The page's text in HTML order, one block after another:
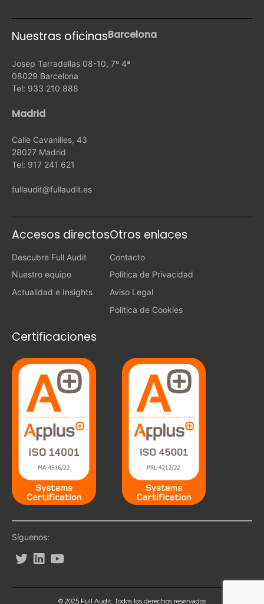
Nuestras oficinasBarcelona
Josep Tarradellas 08-10, 7º 4ª
08029 Barcelona
Tel: 933 210 888
Madrid
Calle Cavanilles, 43
28027 Madrid
Tel: 917 241 621
fullaudit@fullaudit.es
Accesos directos
Descubre Full Audit
Nuestro equipo
Actualidad e Insights
Otros enlaces
Contacto
Política de Privacidad
Aviso Legal
Política de Cookies
Certificaciones
Síguenos:
© 2025 Full Audit. Todos los derechos reservados